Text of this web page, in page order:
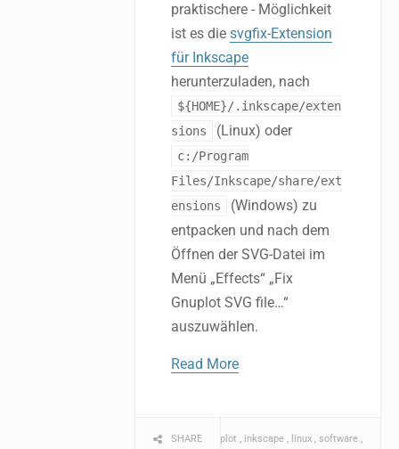
praktischere - Möglichkeit
ist es die svgfix-Extension
für Inkscape
herunterzuladen, nach
${HOME}/.inkscape/exten
sions
(Linux) oder
c:/Program
Files/Inkscape/share/ext
ensions
(Windows) zu
entpacken und nach dem
Öffnen der SVG-Datei im
Menü „Effects“ „Fix
Gnuplot SVG file…“
auszuwählen.
Read More
SHARE
computer gnuplot inkscape linux software